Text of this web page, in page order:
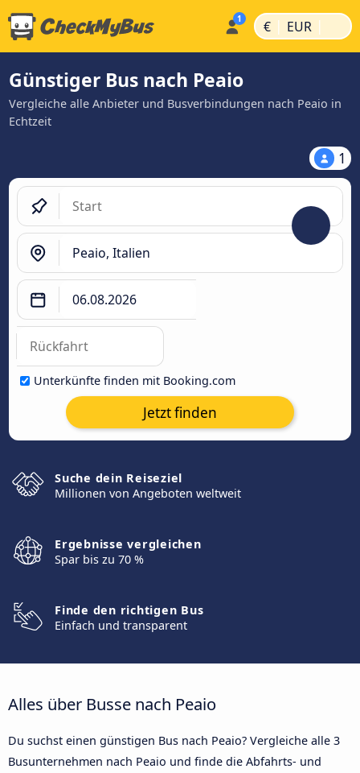
€ | EUR |
Günstiger Bus nach Peaio
Vergleiche alle Anbieter und Busverbindungen nach Peaio in
Echtzeit
1
Unterkünfte finden mit Booking.com
Jetzt finden
Suche dein Reiseziel
Millionen von Angeboten weltweit
Ergebnisse vergleichen
Spar bis zu 70 %
Finde den richtigen Bus
Einfach und transparent
Alles über Busse nach Peaio
Du suchst einen günstigen Bus nach Peaio? Vergleiche alle 3
Busunternehmen nach Peaio und finde die Abfahrts- und